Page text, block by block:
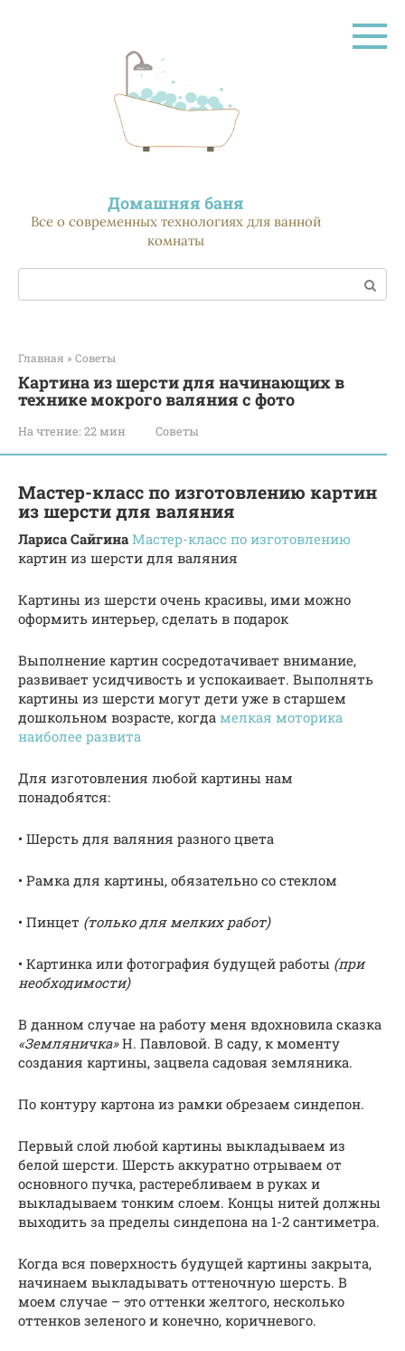
Домашняя баня
Все о современных технологиях для ванной
комнаты
Поиск:
Главная » Советы
Картина из шерсти для начинающих в
технике мокрого валяния с фото
На чтение: 22 мин Советы
Мастер-класс по изготовлению картин
из шерсти для валяния
Лариса Сайгина Мастер-класс по изготовлению
картин из шерсти для валяния
Картины из шерсти очень красивы, ими можно
оформить интерьер, сделать в подарок
Выполнение картин сосредотачивает внимание,
развивает усидчивость и успокаивает. Выполнять
картины из шерсти могут дети уже в старшем
дошкольном возрасте, когда мелкая моторика
наиболее развита
Для изготовления любой картины нам
понадобятся:
• Шерсть для валяния разного цвета
• Рамка для картины, обязательно со стеклом
• Пинцет (только для мелких работ)
• Картинка или фотография будущей работы (при
необходимости)
В данном случае на работу меня вдохновила сказка
«Земляничка»Н. Павловой. В саду, к моменту
создания картины, зацвела садовая земляника.
По контуру картона из рамки обрезаем синдепон.
Первый слой любой картины выкладываем из
белой шерсти. Шерсть аккуратно отрываем от
основного пучка, растеребливаем в руках и
выкладываем тонким слоем. Концы нитей должны
выходить за пределы синдепона на 1-2 сантиметра.
Когда вся поверхность будущей картины закрыта,
начинаем выкладывать оттеночную шерсть. В
моем случае – это оттенки желтого, несколько
оттенков зеленого и конечно, коричневого.